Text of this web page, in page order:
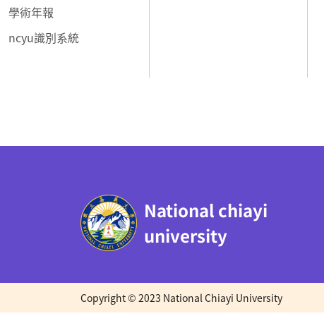
學術年報
ncyu識別系統
National chiayi
university
Copyright © 2023 National Chiayi University